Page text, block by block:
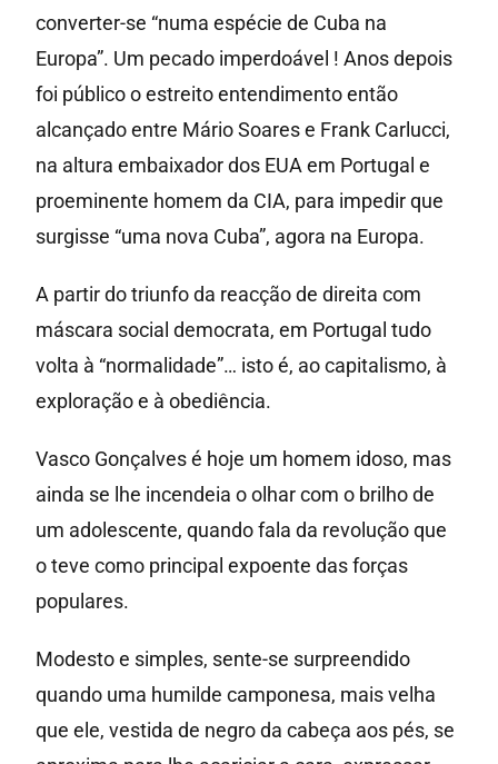
converter-se “numa espécie de Cuba na
Europa”. Um pecado imperdoável ! Anos depois
foi público o estreito entendimento então
alcançado entre Mário Soares e Frank Carlucci,
na altura embaixador dos EUA em Portugal e
proeminente homem da CIA, para impedir que
surgisse “uma nova Cuba”, agora na Europa.
A partir do triunfo da reacção de direita com
máscara social democrata, em Portugal tudo
volta à “normalidade”… isto é, ao capitalismo, à
exploração e à obediência.
Vasco Gonçalves é hoje um homem idoso, mas
ainda se lhe incendeia o olhar com o brilho de
um adolescente, quando fala da revolução que
o teve como principal expoente das forças
populares.
Modesto e simples, sente-se surpreendido
quando uma humilde camponesa, mais velha
que ele, vestida de negro da cabeça aos pés, se